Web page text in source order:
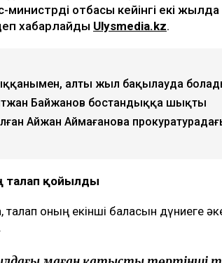
талап арыз бергенін
отбасы кейінгі екі жылда
хабарлайдыUlysmedia.kz.